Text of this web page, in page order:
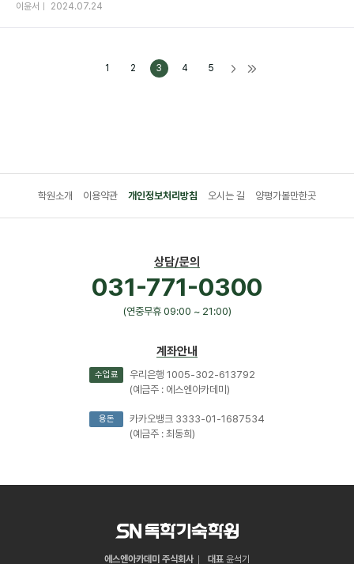
이윤서 2024.07.24
1 2 3 4 5
학원소개 이용약관 개인정보처리방침 오시는 길 양평가볼만한곳
상담/문의
031-771-0300
(연중무휴 09:00 ~ 21:00)
계좌안내
수업료
우리은행 1005-302-613792
(예금주 : 에스엔아카데미)
용돈
카카오뱅크 3333-01-1687534
(예금주 : 최동희)
에스엔아카데미 주식회사 대표 윤석기